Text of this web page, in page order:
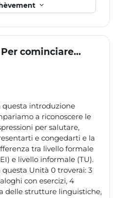
cominciare...
questa introduzione
a riconoscere le
per salutare,
e congedarti e la
tra livello formale
e livello informale (TU).
questa Unità 0 troverai: 3
con esercizi, 4
delle strutture linguistiche,